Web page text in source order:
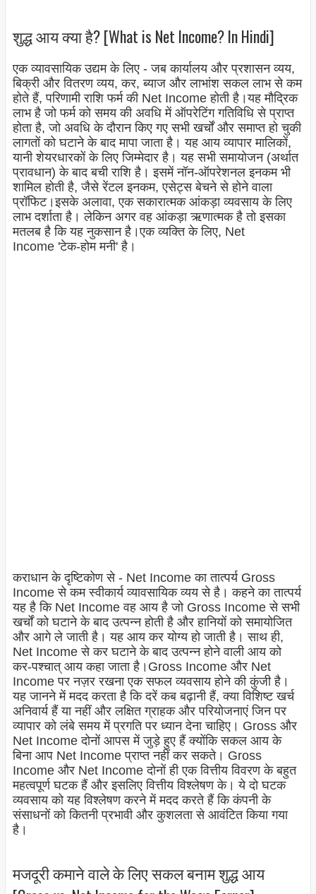
शुद्ध आय क्या है? [What is Net Income? In Hindi]
एक व्यावसायिक उद्यम के लिए - जब कार्यालय और प्रशासन व्यय,
बिक्री और वितरण व्यय, कर, ब्याज और लाभांश सकल लाभ से कम
होते हैं, परिणामी राशि फर्म की Net Income होती है।यह मौद्रिक
लाभ है जो फर्म को समय की अवधि में ऑपरेटिंग गतिविधि से प्राप्त
होता है, जो अवधि के दौरान किए गए सभी खर्चों और समाप्त हो चुकी
लागतों को घटाने के बाद मापा जाता है। यह आय व्यापार मालिकों,
यानी शेयरधारकों के लिए जिम्मेदार है। यह सभी समायोजन (अर्थात
प्रावधान) के बाद बची राशि है। इसमें नॉन-ऑपरेशनल इनकम भी
शामिल होती है, जैसे रेंटल इनकम, एसेट्स बेचने से होने वाला
प्रॉफिट।इसके अलावा, एक सकारात्मक आंकड़ा व्यवसाय के लिए
लाभ दर्शाता है। लेकिन अगर वह आंकड़ा ऋणात्मक है तो इसका
मतलब है कि यह नुकसान है।एक व्यक्ति के लिए, Net
Income 'टेक-होम मनी' है।
कराधान के दृष्टिकोण से - Net Income का तात्पर्य Gross
Income से कम स्वीकार्य व्यावसायिक व्यय से है। कहने का तात्पर्य
यह है कि Net Income वह आय है जो Gross Income से सभी
खर्चों को घटाने के बाद उत्पन्न होती है और हानियों को समायोजित
और आगे ले जाती है। यह आय कर योग्य हो जाती है। साथ ही,
Net Income से कर घटाने के बाद उत्पन्न होने वाली आय को
कर-पश्चात् आय कहा जाता है। Gross Income और Net
Income पर नज़र रखना एक सफल व्यवसाय होने की कुंजी है।
यह जानने में मदद करता है कि दरें कब बढ़ानी हैं, क्या विशिष्ट खर्च
अनिवार्य हैं या नहीं और लक्षित ग्राहक और परियोजनाएं जिन पर
व्यापार को लंबे समय में प्रगति पर ध्यान देना चाहिए। Gross और
Net Income दोनों आपस में जुड़े हुए हैं क्योंकि सकल आय के
बिना आप Net Income प्राप्त नहीं कर सकते। Gross
Income और Net Income दोनों ही एक वित्तीय विवरण के बहुत
महत्वपूर्ण घटक हैं और इसलिए वित्तीय विश्लेषण के। ये दो घटक
व्यवसाय को यह विश्लेषण करने में मदद करते हैं कि कंपनी के
संसाधनों को कितनी प्रभावी और कुशलता से आवंटित किया गया
है।
मजदूरी कमाने वाले के लिए सकल बनाम शुद्ध आय